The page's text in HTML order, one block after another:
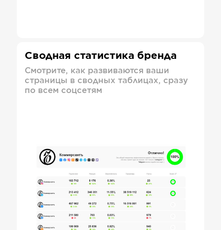
Сводная статистика бренда
Смотрите, как развиваются ваши
страницы в сводных таблицах, сразу
по всем соцсетям